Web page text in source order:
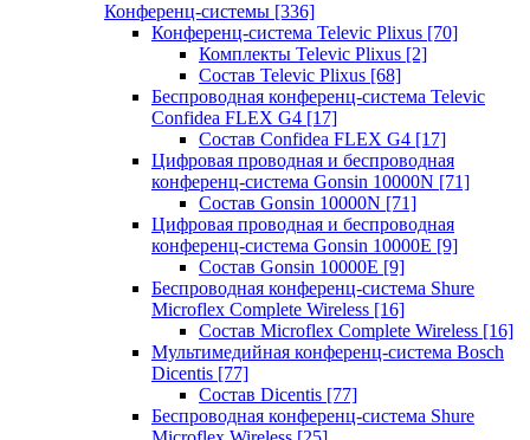
Конференц-системы [336]
Конференц-система Televic Plixus [70]
Комплекты Televic Plixus [2]
Состав Televic Plixus [68]
Беспроводная конференц-система Televic
Confidea FLEX G4 [17]
Состав Confidea FLEX G4 [17]
Цифровая проводная и беспроводная
конференц-система Gonsin 10000N [71]
Состав Gonsin 10000N [71]
Цифровая проводная и беспроводная
конференц-система Gonsin 10000E [9]
Состав Gonsin 10000E [9]
Беспроводная конференц-система Shure
Microflex Complete Wireless [16]
Состав Microflex Complete Wireless [16]
Мультимедийная конференц-система Bosch
Dicentis [77]
Состав Dicentis [77]
Беспроводная конференц-система Shure